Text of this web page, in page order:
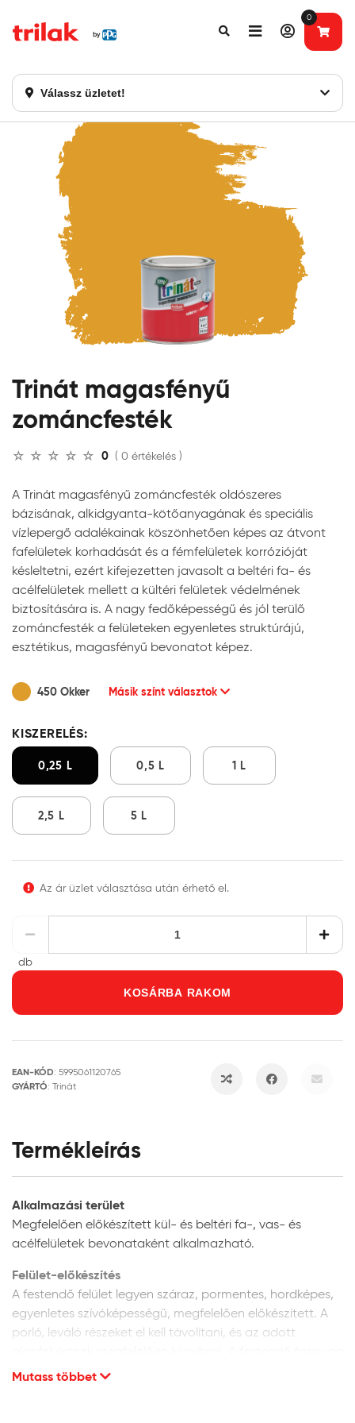
Válassz üzletet!
0
Fontos tájékoztatás!
Trinát magasfényű
zománcfesték
0 ( 0 értékelés )
A Trinát magasfényű zománcfesték oldószeres
bázisának, alkidgyanta-kötőanyagának és speciális
vízlepergő adalékainak köszönhetően képes az átvont
fafelületek korhadását és a fémfelületek korrózióját
késleltetni, ezért kifejezetten javasolt a beltéri fa- és
acélfelületek mellett a kültéri felületek védelmének
biztosítására is. A nagy fedőképességű és jól terülő
zománcfesték a felületeken egyenletes struktúrájú,
esztétikus, magasfényű bevonatot képez.
450 Okker Másik színt választok
KISZERELÉS:
0,25 L 0,5 L 1 L
2,5 L 5 L
Az ár üzlet választása után érhető el.
db
KOSÁRBA RAKOM
EAN-KÓD: 5995061120765
GYÁRTÓ: Trinát
Termékleírás
Alkalmazási terület
Megfelelően előkészített kül- és beltéri fa-, vas- és
acélfelületek bevonataként alkalmazható.
Felület-előkészítés
A festendő felület legyen száraz, pormentes, hordképes,
egyenletes szívóképességű, megfelelően előkészített. A
porló, leváló részeket el kell távolítani, és az adott
max. 5% nedvességtartalmú lehet.
Mutass többet